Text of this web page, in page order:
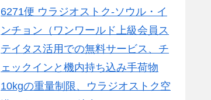
6271便 ウラジオストク-ソウル・イ
ンチョン（ワンワールド上級会員ス
テイタス活用での無料サービス、チ
ェックインと機内持ち込み手荷物
10kgの重量制限、ウラジオストク空